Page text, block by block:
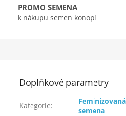
PROMO SEMENA
k nákupu semen konopí
Doplňkové parametry
Kategorie:
Feminizovaná
semena